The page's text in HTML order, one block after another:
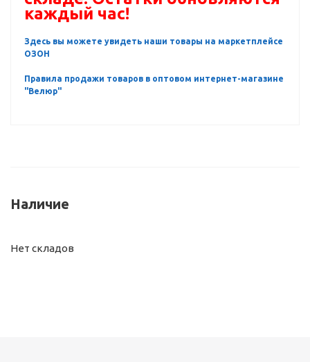
каждый час!
Здесь вы можете увидеть наши товары на маркетплейсе
ОЗОН
Правила продажи товаров в оптовом интернет-магазине
"Велюр"
Наличие
Нет складов